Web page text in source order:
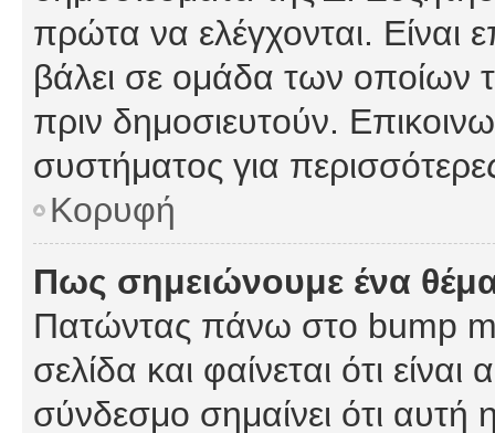
πρώτα να ελέγχονται. Είναι
βάλει σε ομάδα των οποίων
πριν δημοσιευτούν.
συστήματος για
Κορυφή
Πως σημειώνουμε ένα
Πατώντας πάνω στο bump
σελίδα και φαίνεται ότι
σύνδεσμο σημαίνει ότι αυτή